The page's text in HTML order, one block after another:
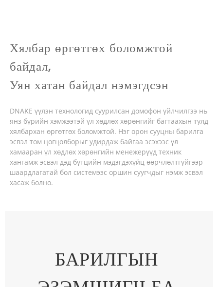
Хялбар өргөтгөх боломжтой
байдал,
Уян хатан байдал нэмэгдсэн
DNAKE үүлэн технологид суурилсан домофон үйлчилгээ нь
янз бүрийн хэмжээтэй үл хөдлөх хөрөнгийг багтаахын тулд
хялбархан өргөтгөх боломжтой. Нэг орон сууцны барилга
эсвэл том цогцолборыг удирдаж байгаа эсэхээс үл
хамааран үл хөдлөх хөрөнгийн менежерүүд техник
хангамж эсвэл дэд бүтцийн мэдэгдэхүйц өөрчлөлтгүйгээр
шаардлагатай бол системээс оршин суугчдыг нэмж эсвэл
хасаж болно.
БАРИЛГЫН